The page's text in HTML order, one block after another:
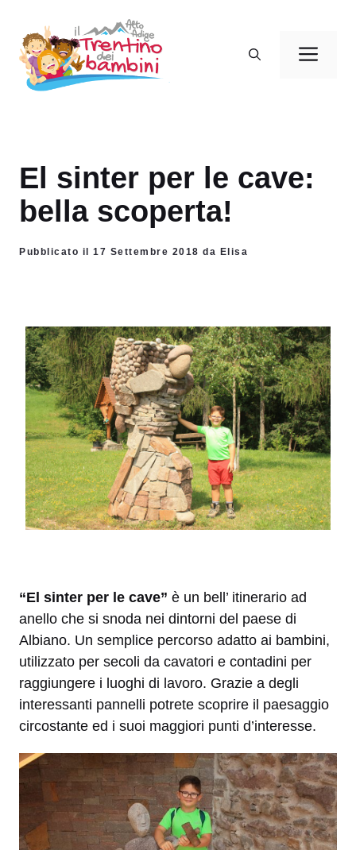
contenuto
El sinter per le cave:
bella scoperta!
Pubblicato il 17 Settembre 2018 da Elisa
“El sinter per le cave” è un bell’ itinerario ad
anello che si snoda nei dintorni del paese di
Albiano. Un semplice percorso adatto ai bambini,
utilizzato per secoli da cavatori e contadini per
raggiungere i luoghi di lavoro. Grazie a degli
interessanti pannelli potrete scoprire il paesaggio
circostante ed i suoi maggiori punti d’interesse.